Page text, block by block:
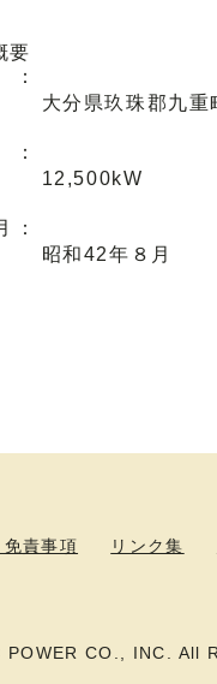
要
：
大分県玖珠郡九
：
12,500kW
：
昭和42年８月
免責事項 リンク集
CO., INC. All